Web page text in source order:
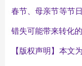
春节、母亲节等节
错失可能带来转化的
【版权声明】本文